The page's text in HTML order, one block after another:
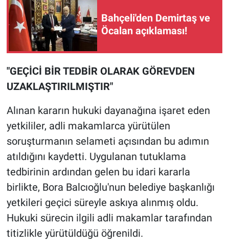
Bahçeli'den Demirtaş ve
Öcalan açıklaması!
"GEÇİCİ BİR TEDBİR OLARAK GÖREVDEN
UZAKLAŞTIRILMIŞTIR"
Alınan kararın hukuki dayanağına işaret eden
yetkililer, adli makamlarca yürütülen
soruşturmanın selameti açısından bu adımın
atıldığını kaydetti. Uygulanan tutuklama
tedbirinin ardından gelen bu idari kararla
birlikte, Bora Balcıoğlu'nun belediye başkanlığı
yetkileri geçici süreyle askıya alınmış oldu.
Hukuki sürecin ilgili adli makamlar tarafından
titizlikle yürütüldüğü öğrenildi.